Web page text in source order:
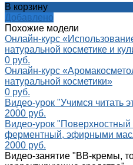
В корзину
Добавлено
Похожие модели
Онлайн-курс
натуральной косметике и
0 руб.
Онлайн-курс
натуральной косметики»
0 руб.
Видео-урок "Учимся читать
2000 руб.
Видео-урок "Поверхностный
ферментный, эфирными
2000 руб.
Видео-занятие "ВВ-кремы,